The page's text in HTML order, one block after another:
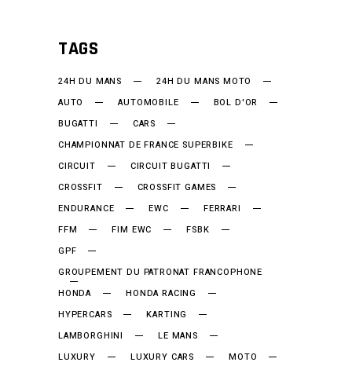
TAGS
24H DU MANS
24H DU MANS MOTO
AUTO
AUTOMOBILE
BOL D'OR
BUGATTI
CARS
CHAMPIONNAT DE FRANCE SUPERBIKE
CIRCUIT
CIRCUIT BUGATTI
CROSSFIT
CROSSFIT GAMES
ENDURANCE
EWC
FERRARI
FFM
FIM EWC
FSBK
GPF
GROUPEMENT DU PATRONAT FRANCOPHONE
HONDA
HONDA RACING
HYPERCARS
KARTING
LAMBORGHINI
LE MANS
LUXURY
LUXURY CARS
MOTO